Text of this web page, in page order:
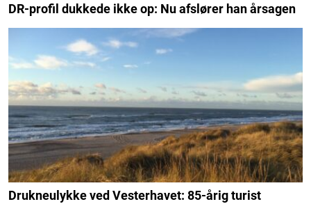
DR-profil dukkede ikke op: Nu afslører han årsagen
Drukneulykke ved Vesterhavet: 85-årig turist